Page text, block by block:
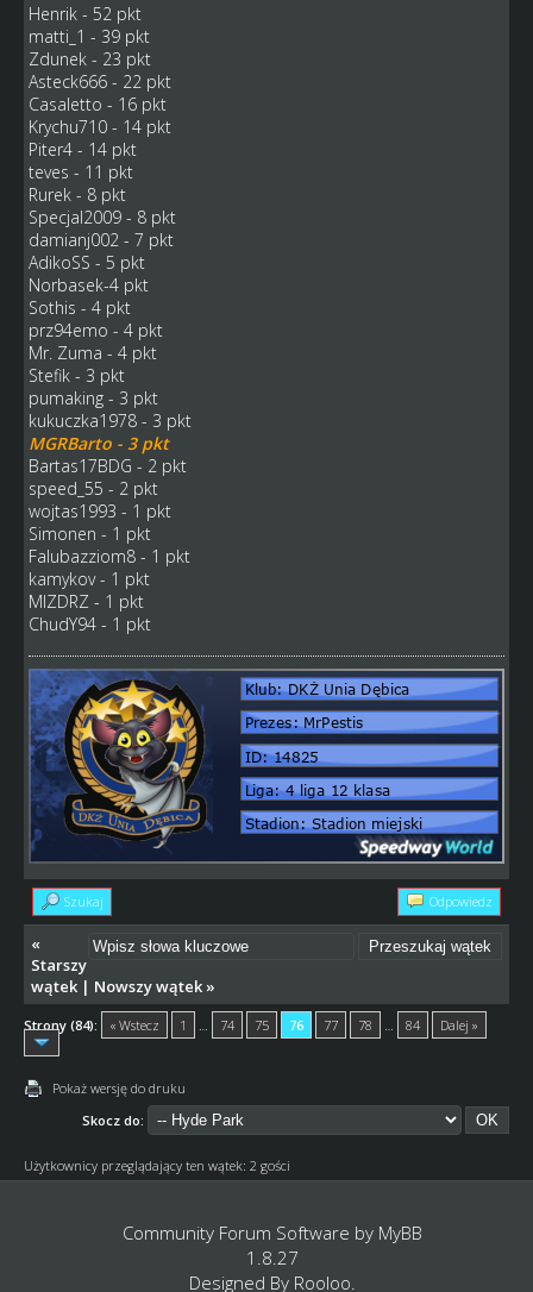
Henrik - 52 pkt
matti_1 - 39 pkt
Zdunek - 23 pkt
Asteck666 - 22 pkt
Casaletto - 16 pkt
Krychu710 - 14 pkt
Piter4 - 14 pkt
teves - 11 pkt
Rurek - 8 pkt
Specjal2009 - 8 pkt
damianj002 - 7 pkt
AdikoSS - 5 pkt
Norbasek-4 pkt
Sothis - 4 pkt
prz94emo - 4 pkt
Mr. Zuma - 4 pkt
Stefik - 3 pkt
pumaking - 3 pkt
kukuczka1978 - 3 pkt
MGRBarto - 3 pkt
Bartas17BDG - 2 pkt
speed_55 - 2 pkt
wojtas1993 - 1 pkt
Simonen - 1 pkt
Falubazziom8 - 1 pkt
kamykov - 1 pkt
MIZDRZ - 1 pkt
ChudY94 - 1 pkt
Szukaj Odpowiedz
«
Starszy
wątek| Nowszy wątek»
Strony (84): « Wstecz 1 74 75 76 77 78 84 Dalej »
Pokaż wersję do druku
Skocz do:
Użytkownicy przeglądający ten wątek: 2 gości
Community Forum Software by MyBB
1.8.27
Designed By Rooloo